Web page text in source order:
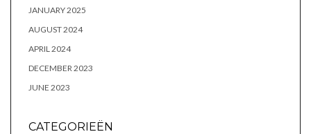
JANUARY 2025
AUGUST 2024
APRIL 2024
DECEMBER 2023
JUNE 2023
CATEGORIEËN